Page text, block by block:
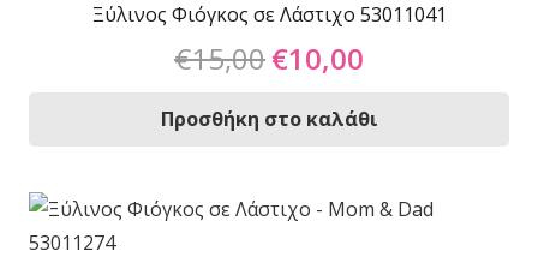
Ξύλινος Φιόγκος σε Λάστιχο 53011041
€15,00 Original
price
was:
€10,00
τιμή
Προσθήκη στο καλάθι